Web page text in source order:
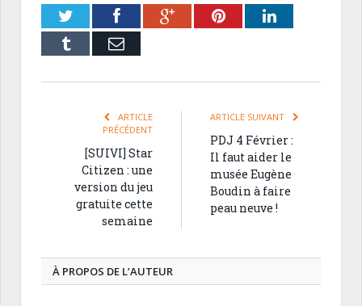
TwitterFacebookGoogle+PinterestLinkedIn
Tumblr Email
ARTICLE
PRÉCÉDENT
[SUIVI] Star
Citizen : une
version du jeu
gratuite cette
semaine
ARTICLE SUIVANT
PDJ 4 Février :
Il faut aider le
musée Eugène
Boudin à faire
peau neuve !
À PROPOS DE L’AUTEUR